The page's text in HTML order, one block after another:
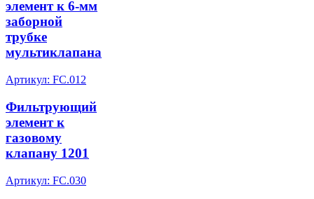
элемент к 6-мм
заборной
трубке
мультиклапана
Артикул: FC.012
Фильтрующий
элемент к
газовому
клапану 1201
Артикул: FC.030